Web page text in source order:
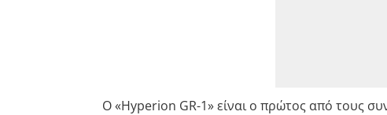
Ο «Hyperion GR-1» είναι ο πρώτος από τους